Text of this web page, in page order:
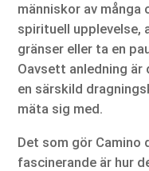
människor av många
spirituell upplevelse,
gränser eller ta en
Oavsett anledning
en särskild
mäta sig med.
Det som gör Camino
fascinerande är hur